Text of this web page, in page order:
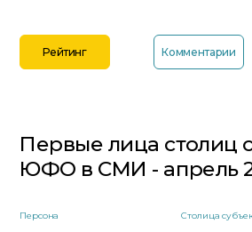
Рейтинг Комментарии
Первые лица столиц
ЮФО в СМИ - апрель
Персона Столица